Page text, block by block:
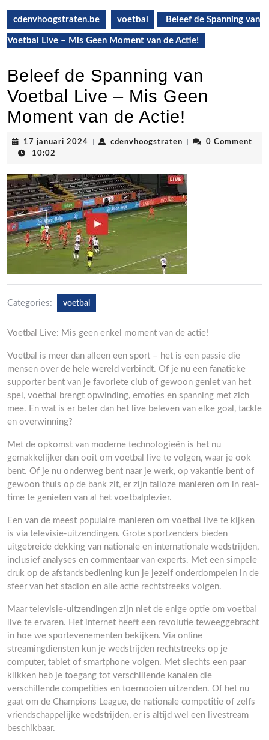
cdenvhoogstraten.be voetbal Beleef de Spanning van
Voetbal Live – Mis Geen Moment van de Actie!
Beleef de Spanning van
Voetbal Live – Mis Geen
Moment van de Actie!
17 januari 2024 17
cdenvhoogstraten cdenvhoogstraten
0 Comment
10:02
Categories: voetbal
Voetbal Live: Mis geen enkel moment van de actie!
Voetbal is meer dan alleen een sport – het is een passie die
mensen over de hele wereld verbindt. Of je nu een fanatieke
supporter bent van je favoriete club of gewoon geniet van het
spel, voetbal brengt opwinding, emoties en spanning met zich
mee. En wat is er beter dan het live beleven van elke goal, tackle
en overwinning?
Met de opkomst van moderne technologieën is het nu
gemakkelijker dan ooit om voetbal live te volgen, waar je ook
bent. Of je nu onderweg bent naar je werk, op vakantie bent of
gewoon thuis op de bank zit, er zijn talloze manieren om in real-
time te genieten van al het voetbalplezier.
Een van de meest populaire manieren om voetbal live te kijken
is via televisie-uitzendingen. Grote sportzenders bieden
uitgebreide dekking van nationale en internationale wedstrijden,
inclusief analyses en commentaar van experts. Met een simpele
druk op de afstandsbediening kun je jezelf onderdompelen in de
sfeer van het stadion en alle actie rechtstreeks volgen.
Maar televisie-uitzendingen zijn niet de enige optie om voetbal
live te ervaren. Het internet heeft een revolutie teweeggebracht
in hoe we sportevenementen bekijken. Via online
streamingdiensten kun je wedstrijden rechtstreeks op je
computer, tablet of smartphone volgen. Met slechts een paar
klikken heb je toegang tot verschillende kanalen die
verschillende competities en toernooien uitzenden. Of het nu
gaat om de Champions League, de nationale competitie of zelfs
vriendschappelijke wedstrijden, er is altijd wel een livestream
beschikbaar.